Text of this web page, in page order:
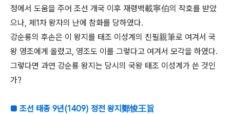
정에서 도움을 주어 조선 개국 이후 재령백載寧伯의 작호를 받았
으나, 제1차 왕자의 난에 참화를 당하였다.
강순룡의 후손은 이 왕지를 태조 이성계의 친필親筆로 여겨서 국
왕 영조에게 올렸고, 영조도 이를 그렇다고 여겨서 모각을 하였다.
그렇다면 과연 강순룡 왕지는 당시의 국왕 태조 이성계가 쓴 것인
가?
■ 조선 태종 9년(1409) 정전 왕지鄭悛王旨